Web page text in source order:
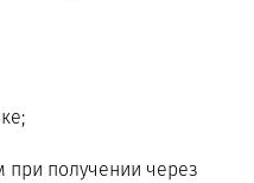
получении через